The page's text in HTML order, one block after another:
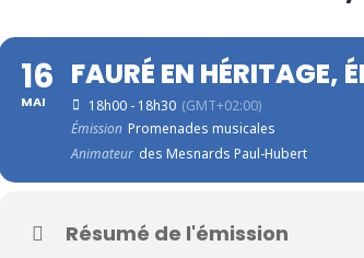
16
MAI
FAURÉ EN HÉRITAGE,
18h00 - 18h30 (GMT+02:00)
Émission Promenades musicales
Animateur des Mesnards Paul-Hubert
Résumé de l'émission